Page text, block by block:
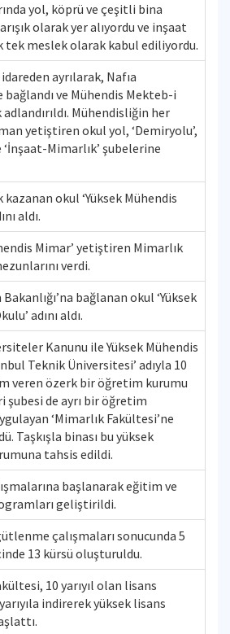
yol, köprü ve çeşitli bina
olarak yer alıyordu ve inşaat
tek meslek olarak kabul ediliyordu.
ayrılarak, Nafıa
bağlandı ve Mühendis Mekteb-i
Mühendisliğin her
yetiştiren okul yol, ‘Demiryolu’,
‘İnşaat-Mimarlık’ şubelerine
okul ‘Yüksek Mühendis
aldı.
Mimar’ yetiştiren Mimarlık
verdi.
bağlanan okul ‘Yüksek
adını aldı.
Kanunu ile Yüksek Mühendis
Teknik Üniversitesi’ adıyla 10
veren özerk bir öğretim kurumu
şubesi de ayrı bir öğretim
‘Mimarlık Fakültesi’ne
Taşkışla binası bu yüksek
tahsis edildi.
başlanarak eğitim ve
geliştirildi.
çalışmaları sonucunda 5
13 kürsü oluşturuldu.
10 yarıyıl olan lisans
indirerek yüksek lisans